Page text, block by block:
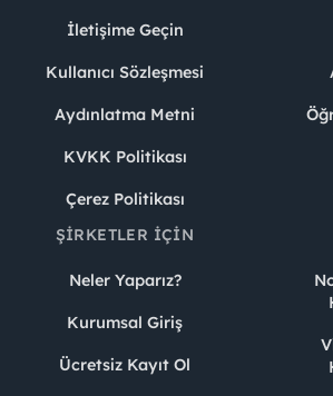
İletişime Geçin
Kullanıcı Sözleşmesi
Aydınlatma Metni
KVKK Politikası
Çerez Politikası
ŞIRKETLER İÇIN
Neler Yaparız?
Kurumsal Giriş
Ücretsiz Kayıt Ol